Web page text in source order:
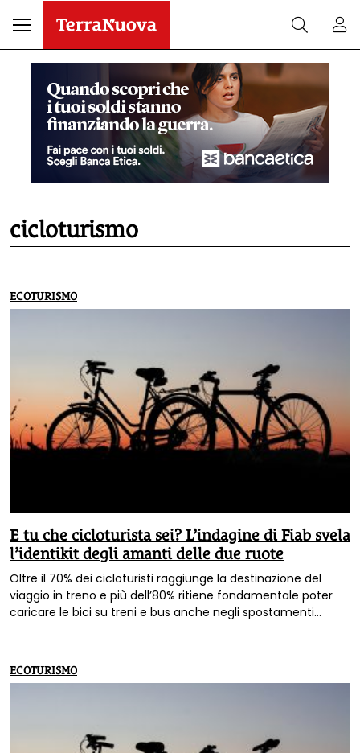
cicloturismo
ECOTURISMO
E tu che cicloturista sei? L’indagine di Fiab svela
l’identikit degli amanti delle due ruote
Oltre il 70% dei cicloturisti raggiunge la destinazione del
viaggio in treno e più dell’80% ritiene fondamentale poter
caricare le bici su treni e bus anche negli spostamenti
cicloturista sei? Luoghi, trasporti, sicurezza, abitudini,
tendenze, bisogni e aspettative di chi viaggia in
ECOTURISMO